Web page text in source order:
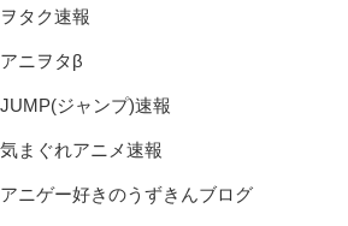
ヲタク速報
アニヲタβ
JUMP(ジャンプ)速報
気まぐれアニメ速報
アニゲー好きのうずきんブログ